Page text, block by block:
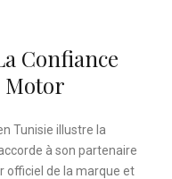
Confiance
Motor
Tunisie illustre la
à son partenaire
officiel de la marque et